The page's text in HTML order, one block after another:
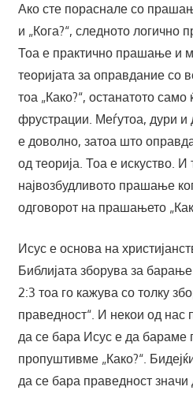
Ако сте пораснале со
и „Кога?“, следното логично
Тоа е практично прашање и
теоријата за оправдание со
тоа „Како?“, останатото само
фрустрации. Меѓутоа, дури и
е доволно, затоа што
од теорија. Тоа е искуство. И
највозбудливото прашање
одговорот на прашањето
Исус е основа на
Библијата зборува за
2:3 тоа го кажува со толку
праведност“. И некои од нас
да се бара Исус е да бараме
пропуштивме „Како?“.
да се бара праведност